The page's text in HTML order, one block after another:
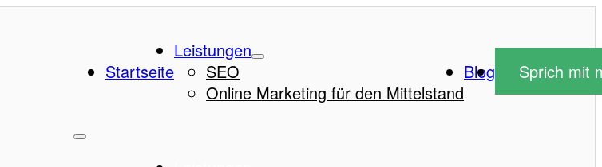
Startseite
Leistungen
SEO
Online Marketing für den Mittelstand
Blog Sprich mit